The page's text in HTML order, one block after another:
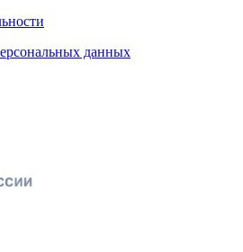
данных